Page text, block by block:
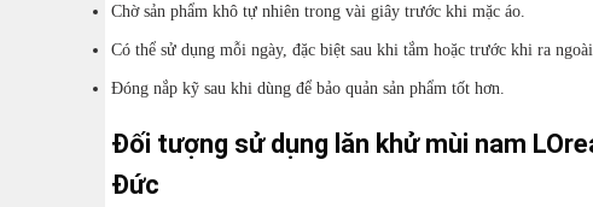
Chờ sản phẩm khô tự nhiên trong vài giây trước khi mặc áo.
Có thể sử dụng mỗi ngày, đặc biệt sau khi tắm hoặc trước khi ra ngoài.
Đóng nắp kỹ sau khi dùng để bảo quản sản phẩm tốt hơn.
Đối tượng sử dụng lăn khử mùi nam
Đức